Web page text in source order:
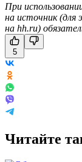
При
на источник (для
на hh.ru)
5
Читайте